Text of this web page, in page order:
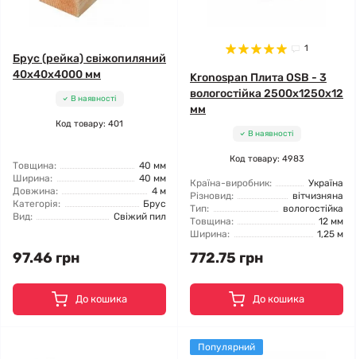
Брус (рейка) свіжопиляний
40x40x4000 мм
В наявності
Код товару: 401
Товщина:
40 мм
Ширина:
40 мм
Довжина:
4 м
Категорія:
Брус
Вид:
Свіжий пил
97.46 грн
До кошика
1
Kronospan Плита OSB - 3
вологостійка 2500x1250x12
мм
В наявності
Код товару: 4983
Країна-виробник:
Україна
Різновид:
вітчизняна
Тип:
вологостійка
Товщина:
12 мм
Ширина:
1,25 м
772.75 грн
До кошика
Популярний